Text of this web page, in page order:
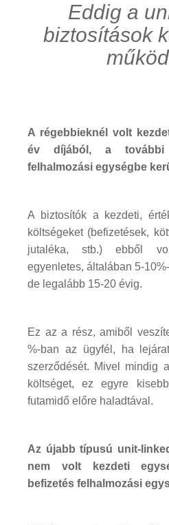
Eddig a
biztosítások
A régebbieknél volt
év díjából, a további
felhalmozási egységbe
A biztosítók a kezdeti,
költségeket (befizetések,
jutaléka, stb.) ebből
egyenletes, általában 5-
de legalább 15-20 évig.
Ez az a rész, amiből
%-ban az ügyfél, ha
szerződését. Mivel mindig
költséget, ez egyre
futamidő előre haladtával.
Az újabb típusú unit-
nem volt kezdeti
befizetés felhalmozási